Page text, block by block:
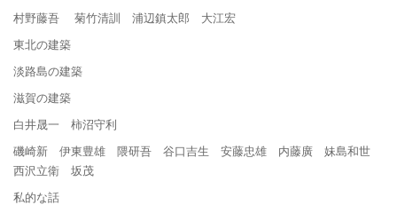
村野藤吾 菊竹清訓 浦辺鎮太郎 大江宏
東北の建築
淡路島の建築
滋賀の建築
白井晟一 柿沼守利
磯崎新 伊東豊雄 隈研吾 谷口吉生 安藤忠雄 内藤廣 妹島和世
西沢立衛 坂茂
私的な話